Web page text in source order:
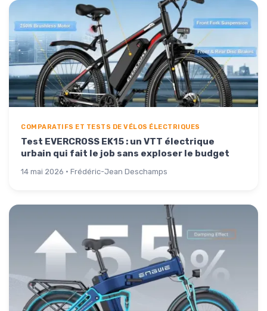
COMPARATIFS ET TESTS DE VÉLOS ÉLECTRIQUES
Test EVERCROSS EK15 : un VTT électrique
urbain qui fait le job sans exploser le budget
14 mai 2026 · Frédéric-Jean Deschamps